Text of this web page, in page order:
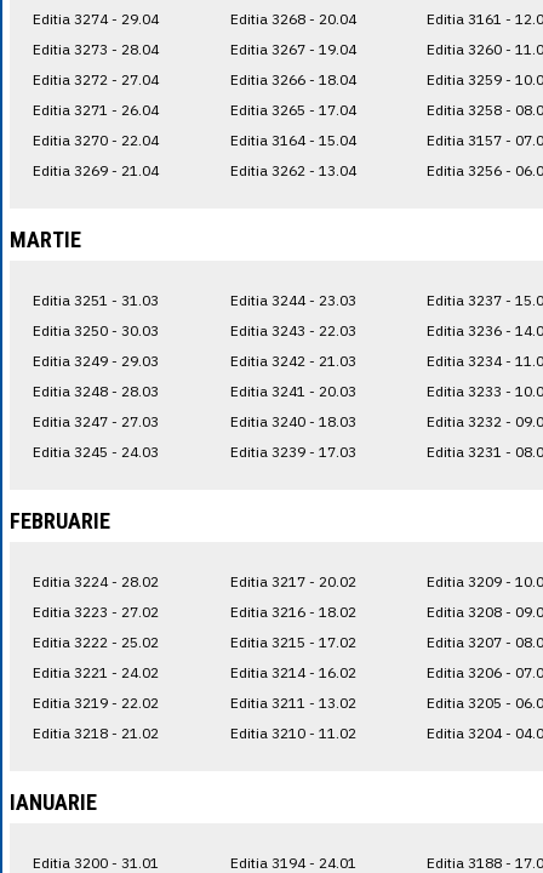
Editia 3274 - 29.04
Editia 3273 - 28.04
Editia 3272 - 27.04
Editia 3271 - 26.04
Editia 3270 - 22.04
Editia 3269 - 21.04
Editia 3268 - 20.04
Editia 3267 - 19.04
Editia 3266 - 18.04
Editia 3265 - 17.04
Editia 3164 - 15.04
Editia 3262 - 13.04
Editia 3161 -
Editia 3260 -
Editia 3259 -
Editia 3258 -
Editia 3157 -
Editia 3256 -
MARTIE
Editia 3251 - 31.03
Editia 3250 - 30.03
Editia 3249 - 29.03
Editia 3248 - 28.03
Editia 3247 - 27.03
Editia 3245 - 24.03
Editia 3244 - 23.03
Editia 3243 - 22.03
Editia 3242 - 21.03
Editia 3241 - 20.03
Editia 3240 - 18.03
Editia 3239 - 17.03
Editia 3237 -
Editia 3236 -
Editia 3234 -
Editia 3233 -
Editia 3232 -
Editia 3231 -
FEBRUARIE
Editia 3224 - 28.02
Editia 3223 - 27.02
Editia 3222 - 25.02
Editia 3221 - 24.02
Editia 3219 - 22.02
Editia 3218 - 21.02
Editia 3217 - 20.02
Editia 3216 - 18.02
Editia 3215 - 17.02
Editia 3214 - 16.02
Editia 3211 - 13.02
Editia 3210 - 11.02
Editia 3209 -
Editia 3208 -
Editia 3207 -
Editia 3206 -
Editia 3205 -
Editia 3204 -
IANUARIE
Editia 3200 - 31.01
Editia 3194 - 24.01
Editia 3188 -